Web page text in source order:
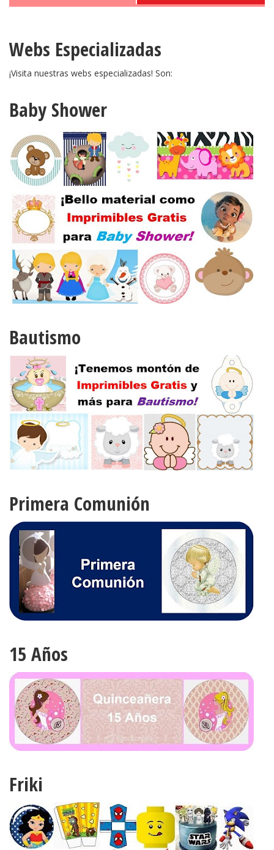
Webs Especializadas
¡Visita nuestras webs especializadas! Son:
Baby Shower
Bautismo
Primera Comunión
15 Años
Friki